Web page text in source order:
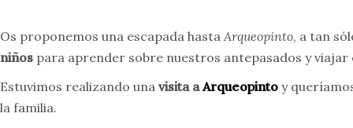
Os proponemos una escapada hasta Arqueopinto, a tan
niños para aprender sobre nuestros antepasados y viajar
Estuvimos realizando una visita aArqueopinto y
la familia.